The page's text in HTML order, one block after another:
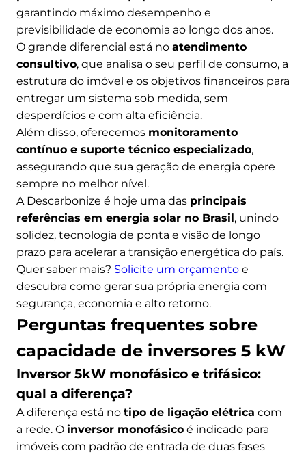
garantindo máximo desempenho e
previsibilidade de economia ao longo dos anos.
O grande diferencial está no atendimento
consultivo, que analisa o seu perfil de consumo, a
estrutura do imóvel e os objetivos financeiros para
entregar um sistema sob medida, sem
desperdícios e com alta eficiência.
Além disso, oferecemos monitoramento
contínuo e suporte técnico especializado,
assegurando que sua geração de energia opere
sempre no melhor nível.
A Descarbonize é hoje uma das principais
referências em energia solar no Brasil, unindo
solidez, tecnologia de ponta e visão de longo
prazo para acelerar a transição energética do país.
Quer saber mais? Solicite um orçamento e
descubra como gerar sua própria energia com
segurança, economia e alto retorno.
Perguntas frequentes sobre
capacidade de inversores 5 kW
Inversor 5kW monofásico e trifásico:
qual a diferença?
A diferença está no tipo de ligação elétrica com
a rede. O inversor monofásico é indicado para
imóveis com padrão de entrada de duas fases